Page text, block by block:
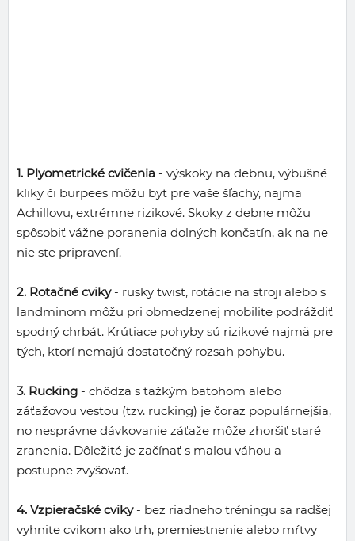
1. Plyometrické cvičenia - výskoky na debnu, výbušné
kliky či burpees môžu byť pre vaše šľachy, najmä
Achillovu, extrémne rizikové. Skoky z debne môžu
spôsobiť vážne poranenia dolných končatín, ak na ne
nie ste pripravení.
2. Rotačné cviky- rusky twist, rotácie na stroji alebo s
landminom môžu pri obmedzenej mobilite podráždiť
spodný chrbát. Krútiace pohyby sú rizikové najmä pre
tých, ktorí nemajú dostatočný rozsah pohybu.
3. Rucking - chôdza s ťažkým batohom alebo
záťažovou vestou (tzv. rucking) je čoraz populárnejšia,
no nesprávne dávkovanie záťaže môže zhoršiť staré
zranenia. Dôležité je začínať s malou váhou a
postupne zvyšovať.
4. Vzpieračské cviky- bez riadneho tréningu sa radšej
vyhnite cvikom ako trh, premiestnenie alebo mŕtvy